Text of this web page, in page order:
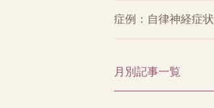
症例：自律神経症状
月別記事一覧